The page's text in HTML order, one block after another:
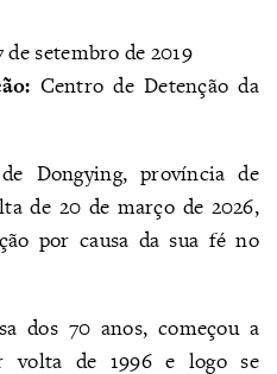
de setembro de 2019
Centro de Detenção da
Dongying, província de
de 20 de março de 2026,
por causa da sua fé no
dos 70 anos, começou a
volta de 1996 e logo se